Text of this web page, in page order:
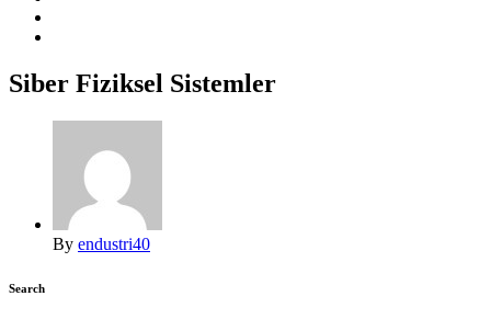
Siber Fiziksel Sistemler
By endustri40
Search